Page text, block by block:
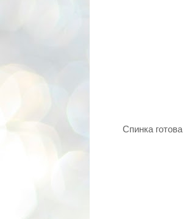
Спинка готова